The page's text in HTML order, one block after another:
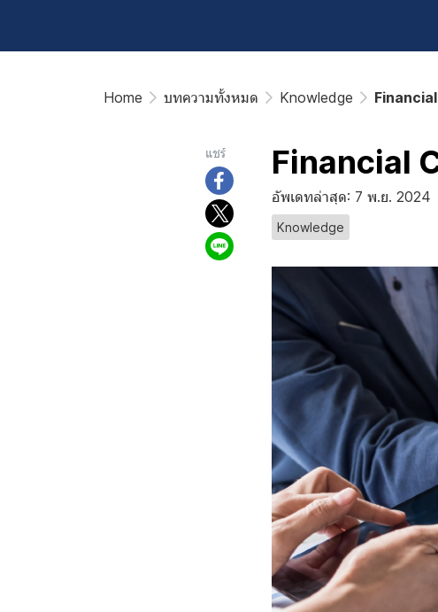
Home บทความทั้งหมด Knowledge
แชร์ Financial
อัพเดทล่าสุด: 7 พ.ย. 2024
Knowledge